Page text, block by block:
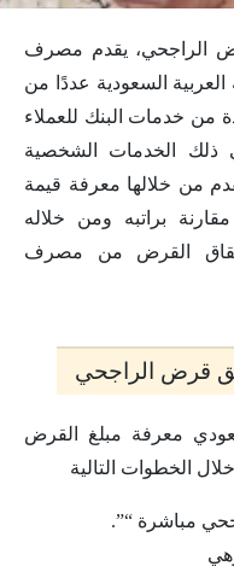
الراجحي، يقدم مصرف
السعودية عددًا من
من خدمات البنك للعملاء
ذلك الخدمات الشخصية
من خلالها معرفة قيمة
براتبه ومن خلاله
القرض من مصرف
قرض الراجحي
معرفة مبلغ القرض
الخطوات التالية
مباشرة “”.